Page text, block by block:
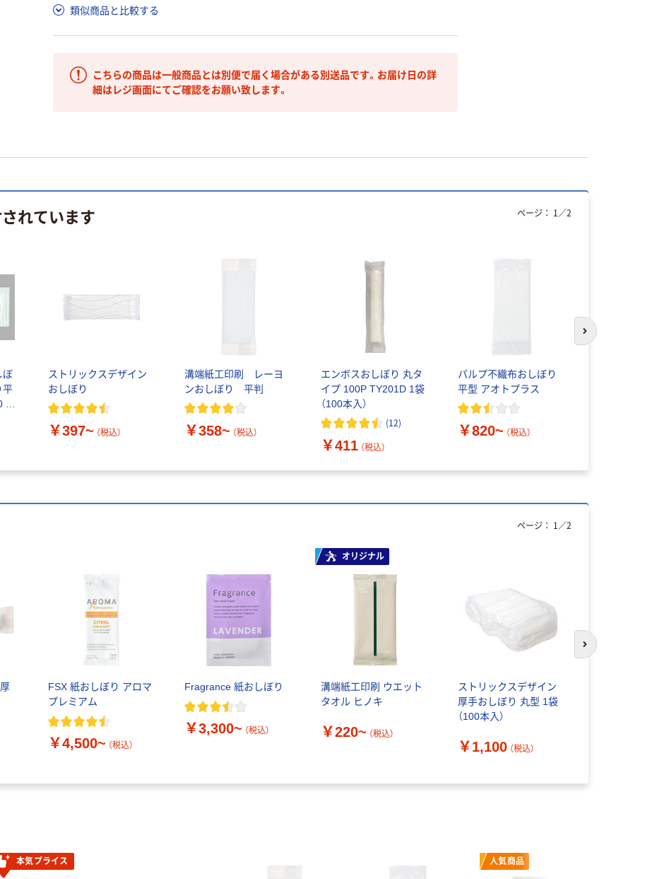
類似商品と比較する
こちらの商品は一般商品とは別便で届く場合がある別送品です。お届け日の詳
細はレジ画面にてご確認をお願い致します。
れています
ぼ
平
×2
ストリックスデザイン
おしぼり
￥397~ （税込）
溝端紙工印刷 レーヨ
ンおしぼり 平判
￥358~ （税込）
エンボスおしぼり 丸タ
イプ 100P TY201D 1袋
（100本入）
(12)
￥411 （税込）
パルプ不織布おしぼり
平型 アオトプラス
￥820~ （税込）
ページ： 1 ／2
次のスライド
FSX 紙おしぼり アロマ
プレミアム
￥4,500~ （税込）
Fragrance 紙おしぼり
￥3,300~ （税込）
オリジナル
溝端紙工印刷 ウエット
タオル ヒノキ
￥220~ （税込）
ストリックスデザイン
厚手おしぼり 丸型 1袋
（100本入）
￥1,100 （税込）
ページ： 1／2
次のスライド
本気プライス 人気商品